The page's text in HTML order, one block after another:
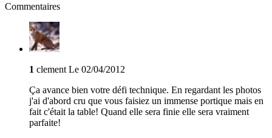
Commentaires
1 clement Le 02/04/2012
Ça avance bien votre défi technique. En regardant les photos
j'ai d'abord cru que vous faisiez un immense portique mais en
fait c'était la table! Quand elle sera finie elle sera vraiment
parfaite!